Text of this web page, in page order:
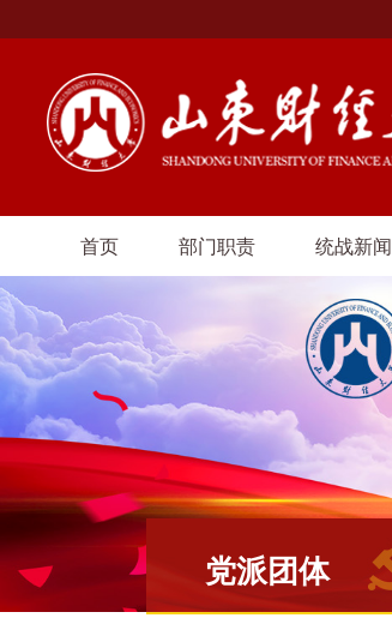
首页 部门职责 统战新闻
党派团体